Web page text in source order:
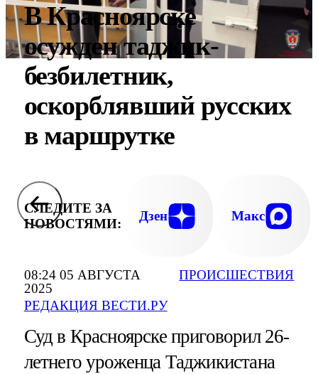
08:24 05 АВГУСТА
2025
РЕДАКЦИЯ ВЕСТИ.РУ
ПРОИСШЕСТВИЯ
В Красноярске
осужден таджик-
безбилетник,
оскорблявший русских
в маршрутке
СЛЕДИТЕ ЗА
НОВОСТЯМИ:
Дзен Макс
Суд в Красноярске приговорил 26-
летнего уроженца Таджикистана